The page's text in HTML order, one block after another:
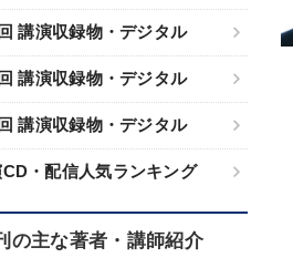
講演収録物・デジタル
講演収録物・デジタル
講演収録物・デジタル
・配信人気ランキング
の主な著者・講師紹介